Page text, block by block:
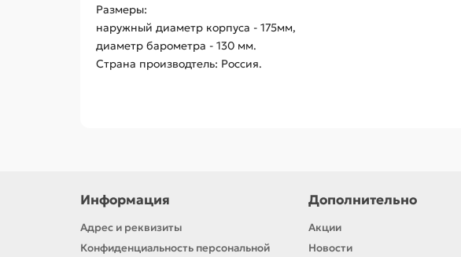
Размеры:
наружный диаметр корпуса - 175мм,
диаметр барометра - 130 мм.
Страна производтель: Россия.
Информация
Адрес и реквизиты
Конфиденциальность персональной
Дополнительно
Акции
Новости